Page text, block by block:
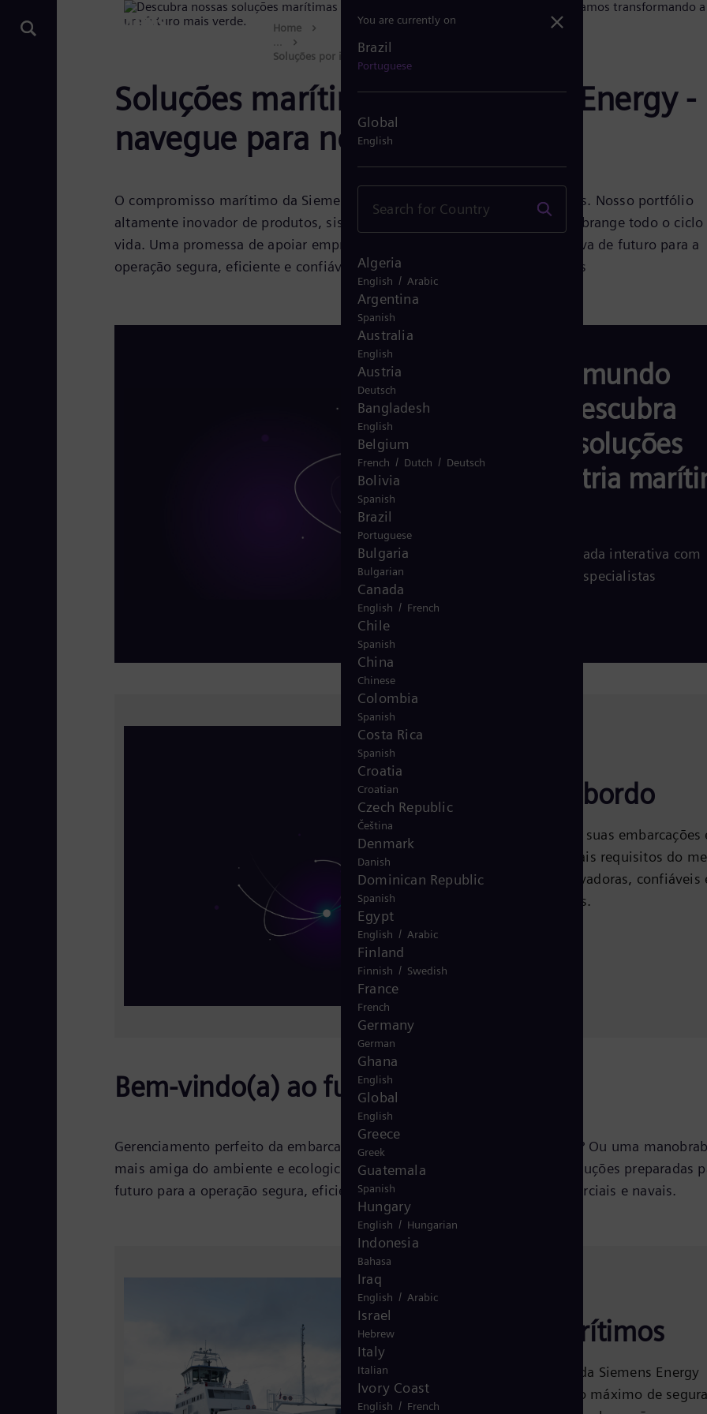
Home
Soluções por indústria
Soluções marítimas da Siemens Energy -
navegue para novos horizontes
O compromisso marítimo da Siemens Energy remonta a mais de 130 anos. Nosso portfólio
altamente inovador de produtos, sistemas, soluções e serviços elétricos abrange todo o ciclo
vida. Uma promessa de apoiar empresas como a sua, com soluções à prova de futuro para a
operação segura, eficiente e confiável de embarcações comerciais e navais
Visite nosso mundo
marinho e descubra
conceitos e soluções
para a indústria
Embarque em uma jornada interativa com
inúmeras palestras de especialistas
Inovações a bordo
Com a Siemens Energy, suas embarcações
prontas para os principais requisitos do
marítimo: soluções inovadoras, confiáveis
ecologicamente corretas.
Saiba mais
Bem-vindo(a) ao futuro na Marinha
Gerenciamento perfeito da embarcação? Tecnologia para um futuro verde? Ou uma
mais amiga do ambiente e ecologicamente eficiente? Descubra nossas soluções preparadas
futuro para a operação segura, eficiente e confiável de embarcações comerciais e navais.
Serviços Marítimos
Os serviços marítimos da Siemens Energy
ajudam você a manter o máximo de
You are currently on
Brazil
Portuguese
Global
English
Algeria
English / Arabic
Argentina
Spanish
Australia
English
Austria
Deutsch
Bangladesh
English
Belgium
French / Dutch / Deutsch
Bolivia
Spanish
Brazil
Portuguese
Bulgaria
Bulgarian
Canada
English / French
Chile
Spanish
China
Chinese
Colombia
Spanish
Costa Rica
Spanish
Croatia
Croatian
Czech Republic
Čeština
Denmark
Danish
Dominican Republic
Spanish
Egypt
English / Arabic
Finland
Finnish / Swedish
France
French
Germany
German
Ghana
English
Global
English
Greece
Greek
Guatemala
Spanish
Hungary
English / Hungarian
Indonesia
Bahasa
Iraq
English / Arabic
Israel
Hebrew
Italy
Italian
Ivory Coast
English / French